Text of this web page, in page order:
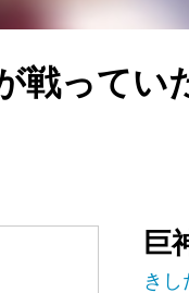
巨
きし
戦ってい